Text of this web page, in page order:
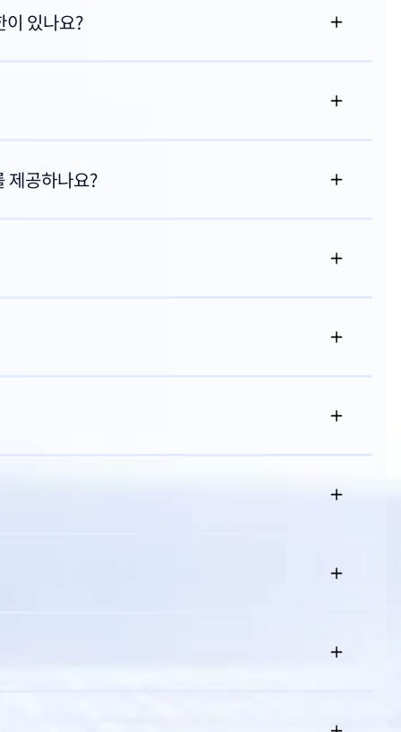
있나요?
제공하나요?